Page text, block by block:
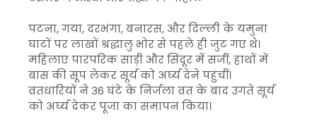
पटना, गया, दरभंगा, बनारस, और दिल्ली के यमुना
घाटों पर लाखों श्रद्धालु भोर से पहले ही जुट गए थे।
महिलाएं पारंपरिक साड़ी और सिंदूर में सजीं, हाथों में
बांस की सूप लेकर सूर्य को अर्घ्य देने पहुंचीं।
व्रतधारियों ने 36 घंटे के निर्जला व्रत के बाद उगते सूर्य
को अर्घ्य देकर पूजा का समापन किया।